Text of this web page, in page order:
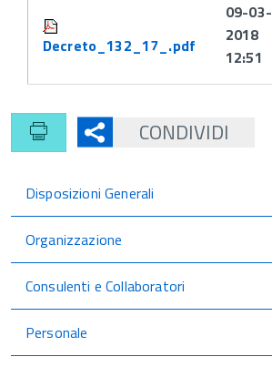
Decreto_132_17_.pdf
09-03-
2018
12:51
CONDIVIDI
Disposizioni Generali
Organizzazione
Consulenti e Collaboratori
Personale